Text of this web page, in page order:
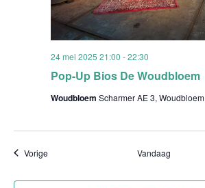
Pop-Up Bios De Woudbloem
24 mei 2025 21:00 -22:30
Woudbloem Scharmer AE 3, Woudbloem
VorigeEvenementen Vandaag